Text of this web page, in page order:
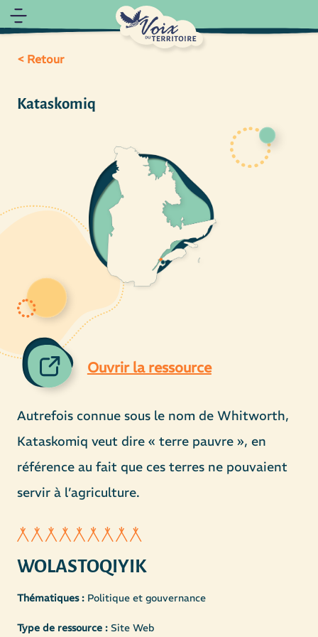
< Retour
Kataskomiq
Ouvrir la ressource
Autrefois connue sous le nom de Whitworth,
Kataskomiq veut dire « terre pauvre », en
référence au fait que ces terres ne pouvaient
servir à l’agriculture.
WOLASTOQIYIK
Thématiques : Politique et gouvernance
Type de ressource : Site Web